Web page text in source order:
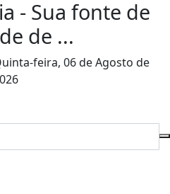
- Sua fonte de
de ...
feira, 06 de Agosto de